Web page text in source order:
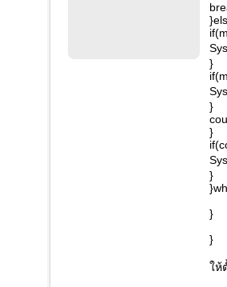
}
}
}
}
}
}
ให้